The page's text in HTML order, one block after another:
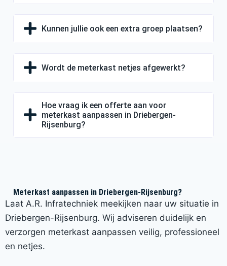
Kunnen jullie ook een extra groep plaatsen?
Wordt de meterkast netjes afgewerkt?
Hoe vraag ik een offerte aan voor
meterkast aanpassen in Driebergen-
Rijsenburg?
Meterkast aanpassen in Driebergen-Rijsenburg?
Laat A.R. Infratechniek meekijken naar uw situatie in
Driebergen-Rijsenburg. Wij adviseren duidelijk en
verzorgen meterkast aanpassen veilig, professioneel
en netjes.